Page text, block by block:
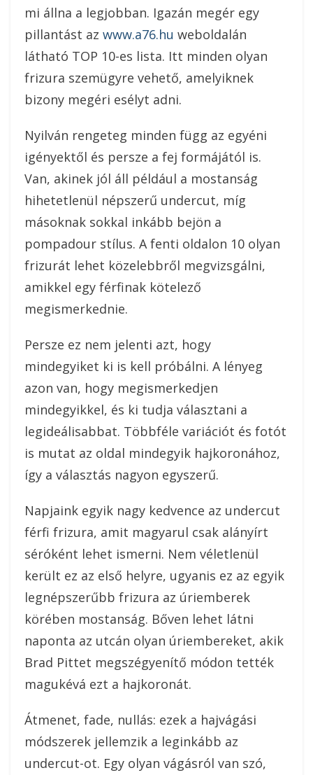
mi állna a legjobban. Igazán megér egy
pillantást az www.a76.hu weboldalán
látható TOP 10-es lista. Itt minden olyan
frizura szemügyre vehető, amelyiknek
bizony megéri esélyt adni.
Nyilván rengeteg minden függ az egyéni
igényektől és persze a fej formájától is.
Van, akinek jól áll például a mostanság
hihetetlenül népszerű undercut, míg
másoknak sokkal inkább bejön a
pompadour stílus. A fenti oldalon 10 olyan
frizurát lehet közelebbről megvizsgálni,
amikkel egy férfinak kötelező
megismerkednie.
Persze ez nem jelenti azt, hogy
mindegyiket ki is kell próbálni. A lényeg
azon van, hogy megismerkedjen
mindegyikkel, és ki tudja választani a
legideálisabbat. Többféle variációt és fotót
is mutat az oldal mindegyik hajkoronához,
így a választás nagyon egyszerű.
Napjaink egyik nagy kedvence az undercut
férfi frizura, amit magyarul csak alányírt
séróként lehet ismerni. Nem véletlenül
került ez az első helyre, ugyanis ez az egyik
legnépszerűbb frizura az úriemberek
körében mostanság. Bőven lehet látni
naponta az utcán olyan úriembereket, akik
Brad Pittet megszégyenítő módon tették
magukévá ezt a hajkoronát.
Átmenet, fade, nullás: ezek a hajvágási
módszerek jellemzik a leginkább az
undercut-ot. Egy olyan vágásról van szó,